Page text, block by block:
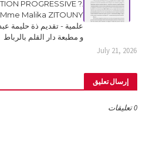
PROGRESSIVE ?.
علمية - تقديم ذة حليمة
و مطبعة دار القلم بالرباط
July 21, 2026
إرسال تعليق
0 تعليقات